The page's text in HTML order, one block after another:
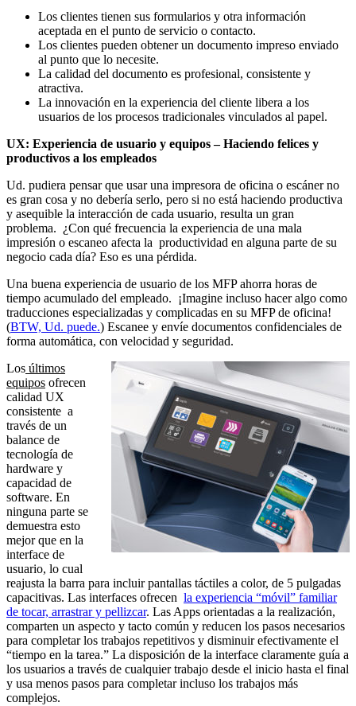
Los clientes tienen sus formularios y otra información
aceptada en el punto de servicio o contacto.
Los clientes pueden obtener un documento impreso enviado
al punto que lo necesite.
La calidad del documento es profesional, consistente y
atractiva.
La innovación en la experiencia del cliente libera a los
usuarios de los procesos tradicionales vinculados al papel.
UX: Experiencia de usuario y equipos – Haciendo felices y
productivos a los empleados
Ud. pudiera pensar que usar una impresora de oficina o escáner no
es gran cosa y no debería serlo, pero si no está haciendo productiva
y asequible la interacción de cada usuario, resulta un gran
problema. ¿Con qué frecuencia la experiencia de una mala
impresión o escaneo afecta la productividad en alguna parte de su
negocio cada día? Eso es una pérdida.
Una buena experiencia de usuario de los MFP ahorra horas de
tiempo acumulado del empleado. ¡Imagine incluso hacer algo como
traducciones especializadas y complicadas en su MFP de oficina!
(BTW, Ud. puede.) Escanee y envíe documentos confidenciales de
forma automática, con velocidad y seguridad.
Los últimos
equipos ofrecen
calidad UX
consistente a
través de un
balance de
tecnología de
hardware y
capacidad de
software. En
ninguna parte se
demuestra esto
mejor que en la
interface de
usuario, lo cual
reajusta la barra para incluir pantallas táctiles a color, de 5 pulgadas
capacitivas. Las interfaces ofrecen la experiencia “móvil” familiar
de tocar, arrastrar y pellizcar. Las Apps orientadas a la realización,
comparten un aspecto y tacto común y reducen los pasos necesarios
para completar los trabajos repetitivos y disminuir efectivamente el
“tiempo en la tarea.” La disposición de la interface claramente guía a
los usuarios a través de cualquier trabajo desde el inicio hasta el final
y usa menos pasos para completar incluso los trabajos más
complejos.